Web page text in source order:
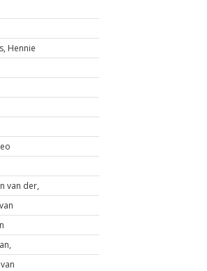
Hennie
van der,